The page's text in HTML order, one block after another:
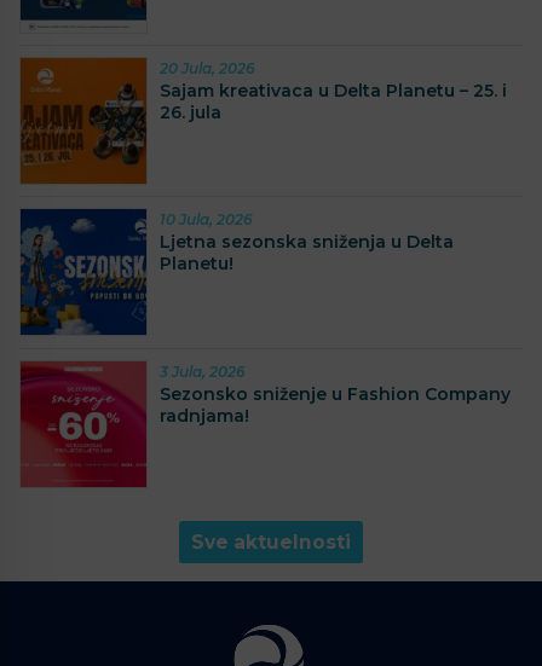
20 Jula, 2026
Sajam kreativaca u Delta Planetu – 25. i
26. jula
10 Jula, 2026
Ljetna sezonska sniženja u Delta
Planetu!
3 Jula, 2026
Sezonsko sniženje u Fashion Company
radnjama!
Sve aktuelnosti